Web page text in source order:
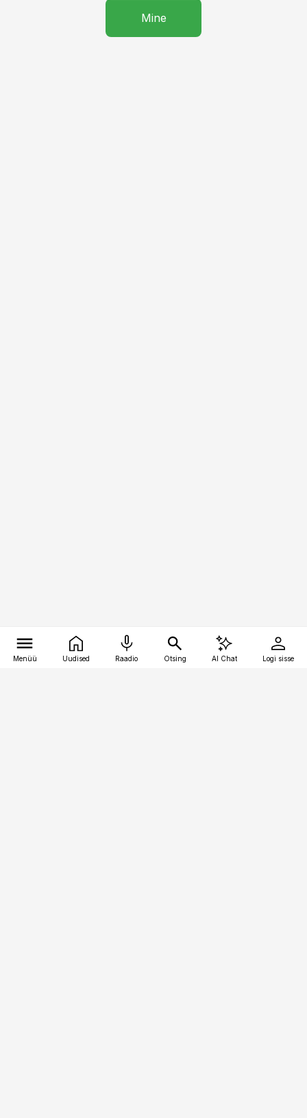
Mine
Menüü Uudised Raadio Otsing AI Chat Logi sisse